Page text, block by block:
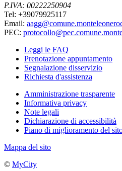
P.IVA: 00222250904
Tel: +39079925117
Email:
PEC:
Leggi le FAQ
Prenotazione appuntamento
Segnalazione disservizio
Richiesta d'assistenza
Amministrazione trasparente
Informativa privacy
Note legali
Dichiarazione di accessibilità
Piano di miglioramento del
Mappa del sito
© MyCity